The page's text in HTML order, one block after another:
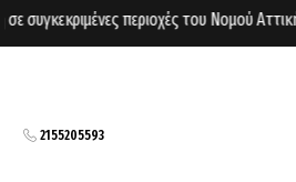
περιοχές του Νομού Αττικής
2155205593